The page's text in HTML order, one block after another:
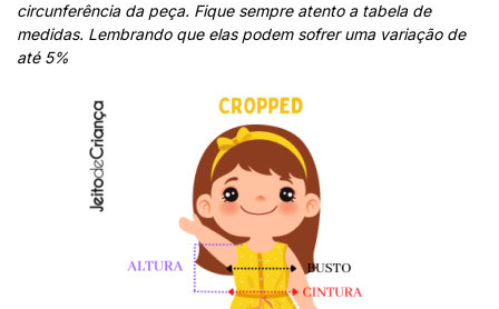
circunferência da peça. Fique sempre atento a tabela de
medidas. Lembrando que elas podem sofrer uma variação de
até 5%